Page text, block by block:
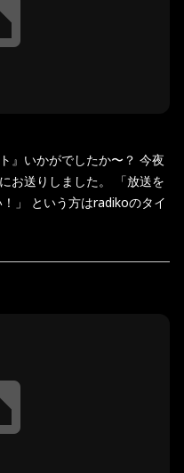
』いかがでしたか〜？ 今夜
お送りしました。 「放送を
」 という方はradikoのタイ